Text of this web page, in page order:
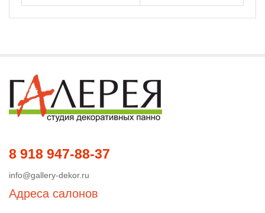
8 918 947-88-37
info@gallery-dekor.ru
Адреса салонов